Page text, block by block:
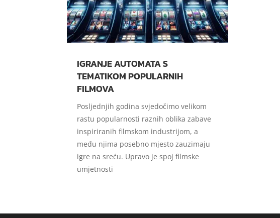
IGRANJE AUTOMATA S
TEMATIKOM POPULARNIH
FILMOVA
Posljednjih godina svjedočimo velikom
rastu popularnosti raznih oblika zabave
inspiriranih filmskom industrijom, a
među njima posebno mjesto zauzimaju
igre na sreću. Upravo je spoj filmske
umjetnosti